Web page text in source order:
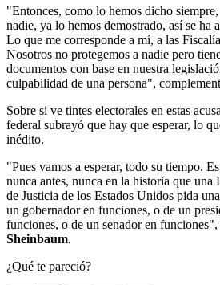
"Entonces, como lo hemos dicho
nadie, ya lo hemos demostrado, así se ha
Lo que me corresponde a mí, a las
Nosotros no protegemos a nadie pero
documentos con base en nuestra
culpabilidad de una persona",
Sobre si ve tintes electorales en estas
federal subrayó que hay que esperar, lo
inédito.
"Pues vamos a esperar, todo su tiempo.
nunca antes, nunca en la historia que una
de Justicia de los Estados Unidos pida
un gobernador en funciones, o de un
funciones, o de un senador en
Sheinbaum.
¿Qué te pareció?